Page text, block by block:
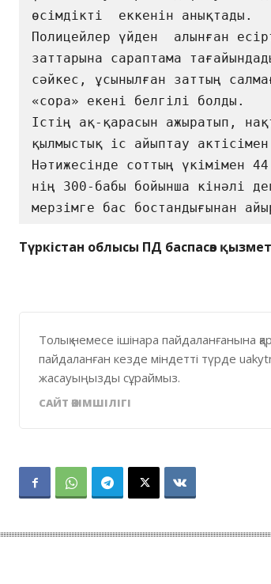
өсімдікті  еккенін анықтады.
Полицейлер үйден  алынған
заттарына сараптама
сәйкес, ұсынылған заттың
«сора» екені белгілі болды.
Істің ақ-қарасын ажыратып,
қылмыстық іс айыптау
Нәтижесінде соттың үкімімен
нің 300-бабы бойынша кінәлі
мерзімге бас бостандығынан
Түркістан облысы ПД баспасөз
Толық немесе ішінара пайдаланғанына
пайдаланған кезде міндетті түрде
жасауыңызды сұраймыз.
САЙТ ӘКІМШІЛІГІ